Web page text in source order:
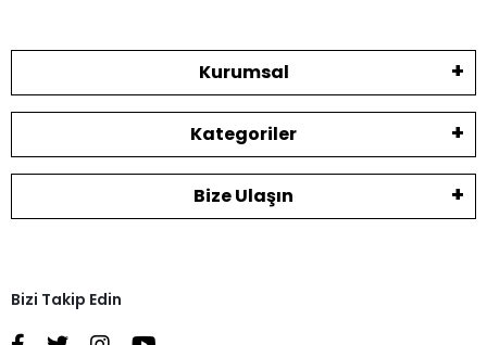
Kurumsal
Kategoriler
Bize Ulaşın
Bizi Takip Edin